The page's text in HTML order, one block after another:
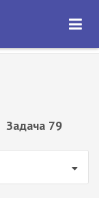
ОТКРЫТЬ
Задача 79